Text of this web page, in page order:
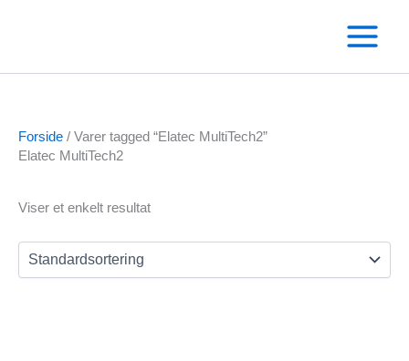
Forside / Varer tagged “Elatec MultiTech2”
Elatec MultiTech2
Text search
Varekategorier
Andre RFID kortlæsere
Viser et enkelt resultat